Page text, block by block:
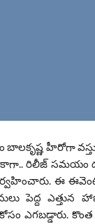
హీరోగా
రిలీజ్ సమయం
ఈ
పెద్ద
ఎగబడ్డారు.